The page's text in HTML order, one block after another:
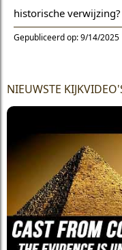
historische verwijzing?
Gepubliceerd op: 9/14/2025
NIEUWSTE